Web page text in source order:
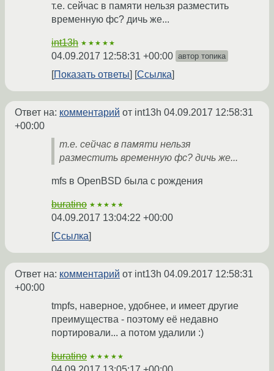
т.е. сейчас в памяти нельзя разместить
временную фс? дичь же...
int13h ★★★★★
04.09.2017 12:58:31 +00:00 автор топика
Показать ответы Ссылка
Ответ на: комментарий от int13h 04.09.2017 12:58:31
+00:00
т.е. сейчас в памяти нельзя
разместить временную фс? дичь же...
mfs в OpenBSD была с рождения
buratino ★★★★★
04.09.2017 13:04:22 +00:00
Ссылка
Ответ на: комментарий от int13h 04.09.2017 12:58:31
+00:00
tmpfs, наверное, удобнее, и имеет другие
преимущества - поэтому её недавно
портировали... а потом удалили :)
buratino ★★★★★